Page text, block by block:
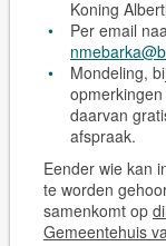
Koning
Per email
Mondeling,
daarvan
afspraak.
Eender wie kan
te worden
samenkomt op
Gemeentehuis